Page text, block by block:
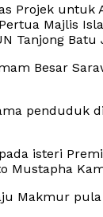
Projek untuk
Majlis
Tanjong Batu
Besar
penduduk
isteri
Mustapha
Makmur